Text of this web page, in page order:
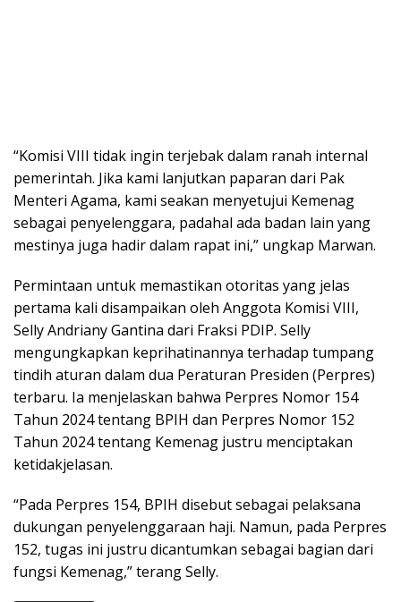
“Komisi VIII tidak ingin terjebak dalam ranah internal
pemerintah. Jika kami lanjutkan paparan dari Pak
Menteri Agama, kami seakan menyetujui Kemenag
sebagai penyelenggara, padahal ada badan lain yang
mestinya juga hadir dalam rapat ini,” ungkap Marwan.
Permintaan untuk memastikan otoritas yang jelas
pertama kali disampaikan oleh Anggota Komisi VIII,
Selly Andriany Gantina dari Fraksi PDIP. Selly
mengungkapkan keprihatinannya terhadap tumpang
tindih aturan dalam dua Peraturan Presiden (Perpres)
terbaru. Ia menjelaskan bahwa Perpres Nomor 154
Tahun 2024 tentang BPIH dan Perpres Nomor 152
Tahun 2024 tentang Kemenag justru menciptakan
ketidakjelasan.
“Pada Perpres 154, BPIH disebut sebagai pelaksana
dukungan penyelenggaraan haji. Namun, pada Perpres
152, tugas ini justru dicantumkan sebagai bagian dari
fungsi Kemenag,” terang Selly.